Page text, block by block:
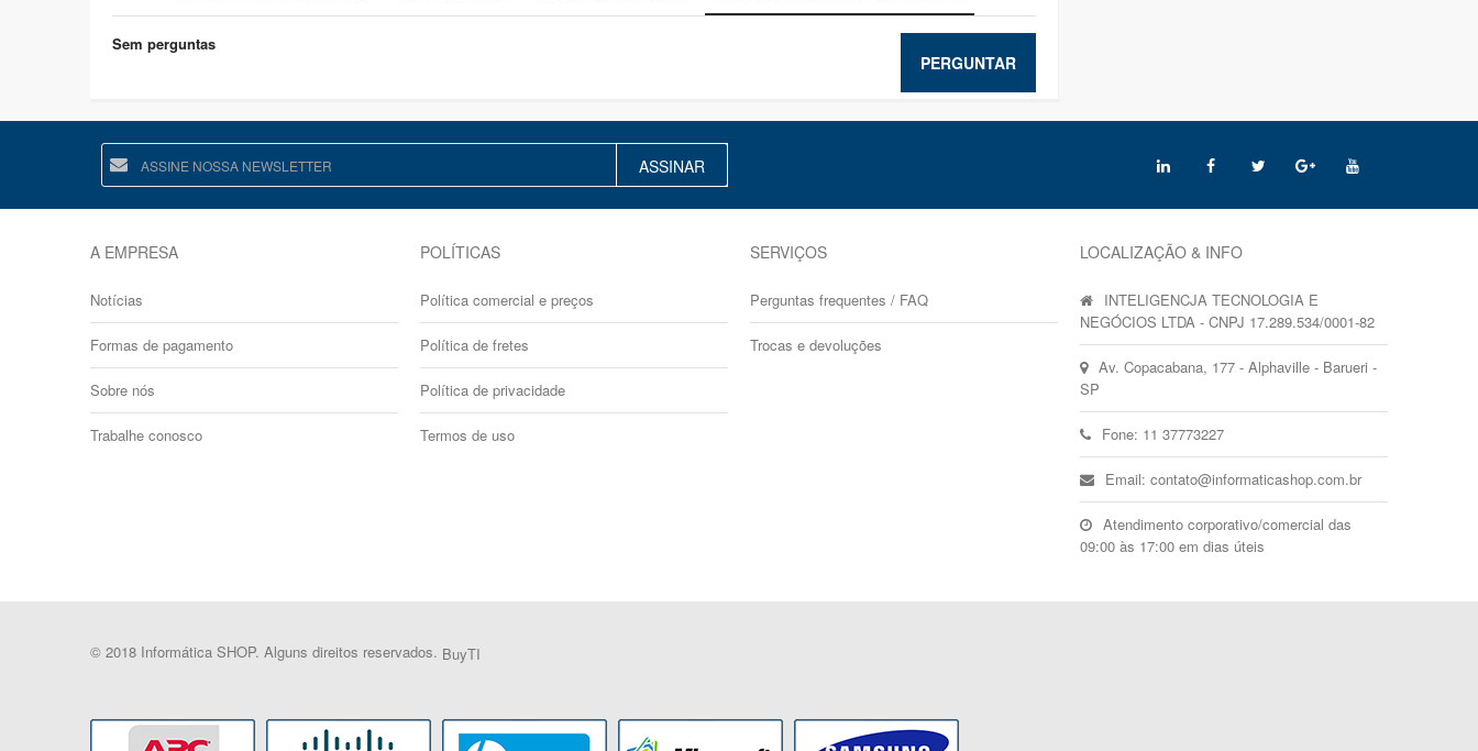
PERGUNTAR
Sem perguntas
ASSINAR
A EMPRESA
Notícias
Formas de pagamento
Sobre nós
Trabalhe conosco
POLÍTICAS
Política comercial e preços
Política de fretes
Política de privacidade
Termos de uso
SERVIÇOS
Perguntas frequentes / FAQ
Trocas e devoluções
LOCALIZAÇÃO & INFO
INTELIGENCJA TECNOLOGIA E
NEGÓCIOS LTDA - CNPJ 17.289.534/0001-82
Av. Copacabana, 177 - Alphaville - Barueri -
SP
Fone: 11 37773227
Email: contato@informaticashop.com.br
Atendimento corporativo/comercial das
09:00 às 17:00 em dias úteis
© 2018 Informática SHOP. Alguns direitos reservados. BuyTI